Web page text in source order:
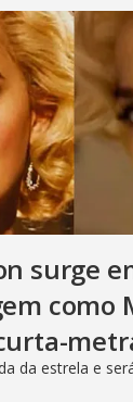
surge
como
da estrela e